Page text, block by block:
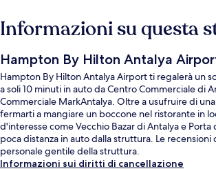
Informazioni su questa
Hampton By Hilton Antalya
Hampton By Hilton Antalya Airport ti regalerà un
a soli 10 minuti in auto da Centro Commerciale di
Commerciale MarkAntalya. Oltre a usufruire di
fermarti a mangiare un boccone nel ristorante in
d'interesse come Vecchio Bazar di Antalya e Porta
poca distanza in auto dalla struttura. Le
personale gentile della struttura.
Informazioni sui diritti di cancellazione